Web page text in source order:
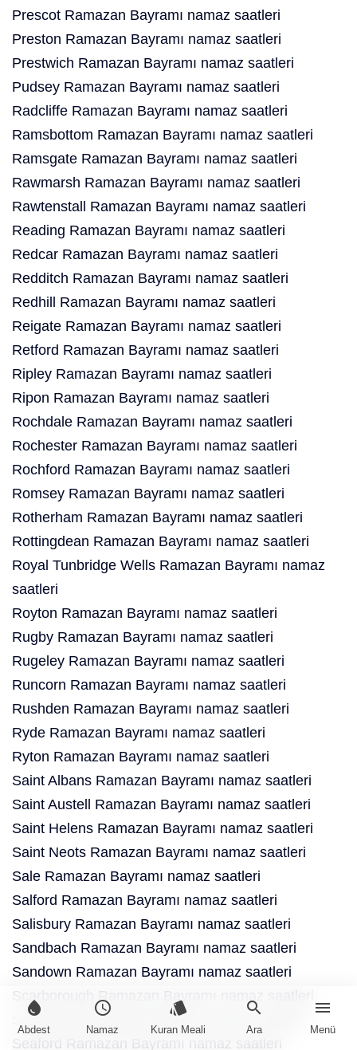
water_drop
Abdest
schedule
Namaz
style
Kuran Meali
search
Ara
menu
Menü
Prescot Ramazan Bayramı namaz saatleri
Preston Ramazan Bayramı namaz saatleri
Prestwich Ramazan Bayramı namaz saatleri
Pudsey Ramazan Bayramı namaz saatleri
Radcliffe Ramazan Bayramı namaz saatleri
Ramsbottom Ramazan Bayramı namaz saatleri
Ramsgate Ramazan Bayramı namaz saatleri
Rawmarsh Ramazan Bayramı namaz saatleri
Rawtenstall Ramazan Bayramı namaz saatleri
Reading Ramazan Bayramı namaz saatleri
Redcar Ramazan Bayramı namaz saatleri
Redditch Ramazan Bayramı namaz saatleri
Redhill Ramazan Bayramı namaz saatleri
Reigate Ramazan Bayramı namaz saatleri
Retford Ramazan Bayramı namaz saatleri
Ripley Ramazan Bayramı namaz saatleri
Ripon Ramazan Bayramı namaz saatleri
Rochdale Ramazan Bayramı namaz saatleri
Rochester Ramazan Bayramı namaz saatleri
Rochford Ramazan Bayramı namaz saatleri
Romsey Ramazan Bayramı namaz saatleri
Rotherham Ramazan Bayramı namaz saatleri
Rottingdean Ramazan Bayramı namaz saatleri
Royal Tunbridge Wells Ramazan Bayramı namaz
saatleri
Royton Ramazan Bayramı namaz saatleri
Rugby Ramazan Bayramı namaz saatleri
Rugeley Ramazan Bayramı namaz saatleri
Runcorn Ramazan Bayramı namaz saatleri
Rushden Ramazan Bayramı namaz saatleri
Ryde Ramazan Bayramı namaz saatleri
Ryton Ramazan Bayramı namaz saatleri
Saint Albans Ramazan Bayramı namaz saatleri
Saint Austell Ramazan Bayramı namaz saatleri
Saint Helens Ramazan Bayramı namaz saatleri
Saint Neots Ramazan Bayramı namaz saatleri
Sale Ramazan Bayramı namaz saatleri
Salford Ramazan Bayramı namaz saatleri
Salisbury Ramazan Bayramı namaz saatleri
Sandbach Ramazan Bayramı namaz saatleri
Sandown Ramazan Bayramı namaz saatleri
Scarborough Ramazan Bayramı namaz saatleri
Scunthorpe Ramazan Bayramı namaz saatleri
Seaford Ramazan Bayramı namaz saatleri